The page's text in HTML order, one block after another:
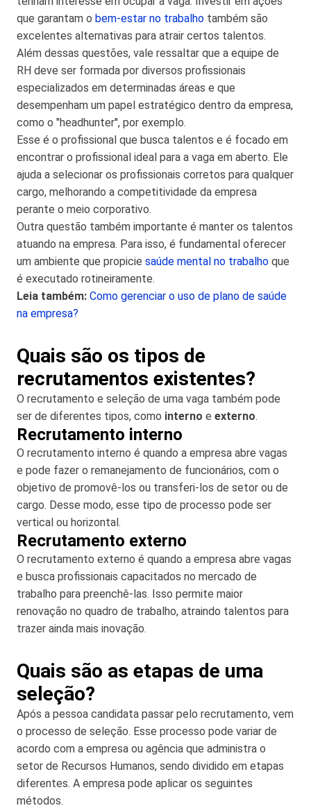
que garantam o bem-estar no trabalho também são
excelentes alternativas para atrair certos talentos.
Além dessas questões, vale ressaltar que a equipe de
RH deve ser formada por diversos profissionais
especializados em determinadas áreas e que
desempenham um papel estratégico dentro da empresa,
como o "headhunter'', por exemplo.
Esse é o profissional que busca talentos e é focado em
encontrar o profissional ideal para a vaga em aberto. Ele
ajuda a selecionar os profissionais corretos para qualquer
cargo, melhorando a competitividade da empresa
perante o meio corporativo.
Outra questão também importante é manter os talentos
atuando na empresa. Para isso, é fundamental oferecer
um ambiente que propicie saúde mental no trabalho que
é executado rotineiramente.
Leia também: Como gerenciar o uso de plano de saúde
na empresa?
Quais são os tipos de
recrutamentos existentes?
O recrutamento e seleção de uma vaga também pode
ser de diferentes tipos, como interno e externo.
Recrutamento interno
O recrutamento interno é quando a empresa abre vagas
e pode fazer o remanejamento de funcionários, com o
objetivo de promovê-los ou transferi-los de setor ou de
cargo. Desse modo, esse tipo de processo pode ser
vertical ou horizontal.
Recrutamento externo
O recrutamento externo é quando a empresa abre vagas
e busca profissionais capacitados no mercado de
trabalho para preenchê-las. Isso permite maior
renovação no quadro de trabalho, atraindo talentos para
trazer ainda mais inovação.
Quais são as etapas de uma
seleção?
Após a pessoa candidata passar pelo recrutamento, vem
o processo de seleção. Esse processo pode variar de
acordo com a empresa ou agência que administra o
setor de Recursos Humanos, sendo dividido em etapas
diferentes. A empresa pode aplicar os seguintes
métodos.